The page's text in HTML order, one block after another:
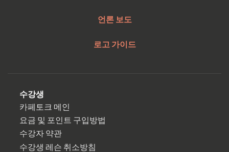
언론 보도
로고 가이드
수강생
카페토크 메인
요금 및 포인트 구입방법
수강자 약관
수강생 레슨 취소방침